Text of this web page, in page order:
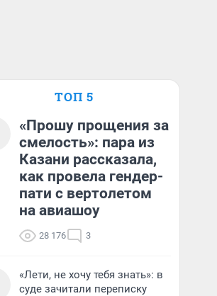
ТОП 5
«Прошу прощения за
смелость»: пара из
Казани рассказала,
как провела гендер-
пати с вертолетом
на авиашоу
28 176 3
«Лети, не хочу тебя знать»: в
суде зачитали переписку